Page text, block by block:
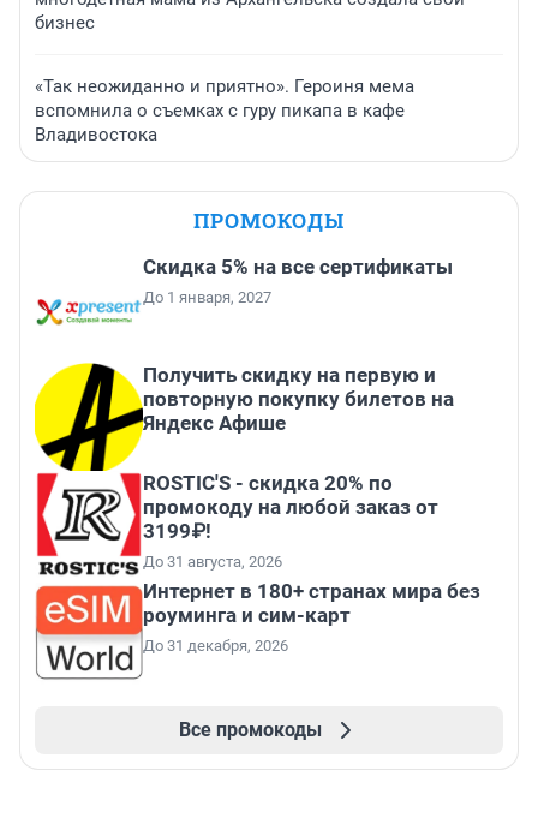
бизнес
«Так неожиданно и приятно». Героиня мема
вспомнила о съемках с гуру пикапа в кафе
Владивостока
ПРОМОКОДЫ
Скидка 5% на все сертификаты
До 1 января, 2027
Получить скидку на первую и
повторную покупку билетов на
Яндекс Афише
ROSTIC'S - скидка 20% по
промокоду на любой заказ от
3199₽!
До 31 августа, 2026
Интернет в 180+ странах мира без
роуминга и сим-карт
До 31 декабря, 2026
Все промокоды